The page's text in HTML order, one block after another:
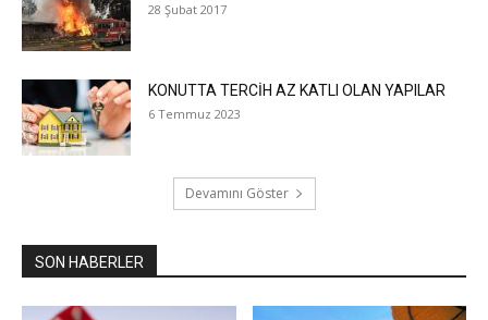
28 Şubat 2017
KONUTTA TERCİH AZ KATLI OLAN YAPILAR
6 Temmuz 2023
Devamını Göster
SON HABERLER